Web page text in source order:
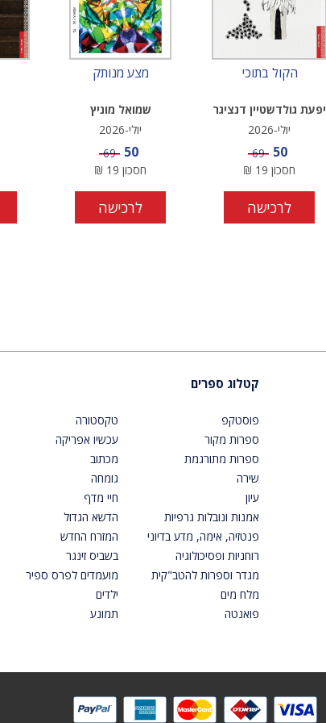
הקול בתוכי
יפעת גולדשטיין דנציגר
יולי-2026
מחיר מבצע
50 מחיר
69
חסכון 19
₪
לרכישה
מצע מנותק
שמואל מוניץ
יולי-2026
מחיר מבצע
50 מחיר
69
חסכון 19
₪
לרכישה
קטלוג ספרים
פוסטקפ
ספרות מקור
ספרות מתורגמת
שירה
עיון
אמנות ונובלות גרפיות
פנטזיה, אימה, מדע בדיוני
רוחניות ופסיכולוגיה
מגדר וספרות להטב"קית
מלח מים
פואנטה
טקסטורה
עכשיו אפריקה
מכתוב
גומחה
חיי מדף
הדשא הגדול
המזרח החדש
בשביס זינגר
מועמדים לפרס ספיר
ילדים
תמונע